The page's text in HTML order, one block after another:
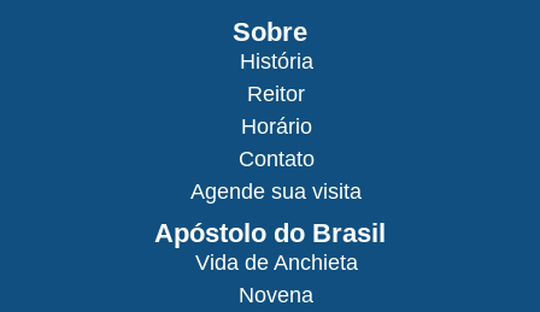
Sobre
História
Reitor
Horário
Contato
Agende sua visita
Apóstolo do Brasil
Vida de Anchieta
Novena